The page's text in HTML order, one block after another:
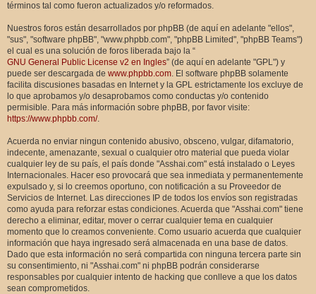
términos tal como fueron actualizados y/o reformados.
Nuestros foros están desarrollados por phpBB (de aquí en adelante "ellos",
"sus", "software phpBB", "www.phpbb.com", "phpBB Limited", "phpBB Teams")
el cual es una solución de foros liberada bajo la “
GNU General Public License v2 en Ingles” (de aquí en adelante "GPL") y
puede ser descargada de www.phpbb.com. El software phpBB solamente
facilita discusiones basadas en Internet y la GPL estrictamente los excluye de
lo que aprobamos y/o desaprobamos como conductas y/o contenido
permisible. Para más información sobre phpBB, por favor visite:
https://www.phpbb.com/.
Acuerda no enviar ningun contenido abusivo, obsceno, vulgar, difamatorio,
indecente, amenazante, sexual o cualquier otro material que pueda violar
cualquier ley de su país, el país donde "Asshai.com" está instalado o Leyes
Internacionales. Hacer eso provocará que sea inmediata y permanentemente
expulsado y, si lo creemos oportuno, con notificación a su Proveedor de
Servicios de Internet. Las direcciones IP de todos los envíos son registradas
como ayuda para reforzar estas condiciones. Acuerda que "Asshai.com" tiene
derecho a eliminar, editar, mover o cerrar cualquier tema en cualquier
momento que lo creamos conveniente. Como usuario acuerda que cualquier
información que haya ingresado será almacenada en una base de datos.
Dado que esta información no será compartida con ninguna tercera parte sin
su consentimiento, ni "Asshai.com" ni phpBB podrán considerarse
responsables por cualquier intento de hacking que conlleve a que los datos
sean comprometidos.